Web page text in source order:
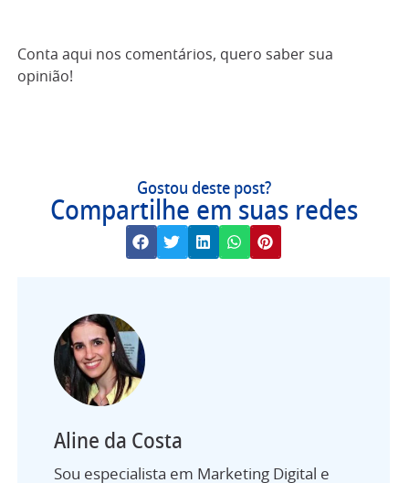
Conta aqui nos comentários, quero saber sua
opinião!
Gostou deste post?
Compartilhe em suas redes
Aline da Costa
Sou especialista em Marketing Digital e